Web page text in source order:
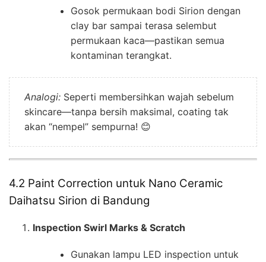
Gosok permukaan bodi Sirion dengan
clay bar sampai terasa selembut
permukaan kaca—pastikan semua
kontaminan terangkat.
Analogi: Seperti membersihkan wajah sebelum
skincare—tanpa bersih maksimal, coating tak
akan “nempel” sempurna! 😊
4.2 Paint Correction untuk Nano Ceramic
Daihatsu Sirion di Bandung
Inspection Swirl Marks & Scratch
Gunakan lampu LED inspection untuk